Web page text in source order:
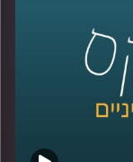
–
בשימוש